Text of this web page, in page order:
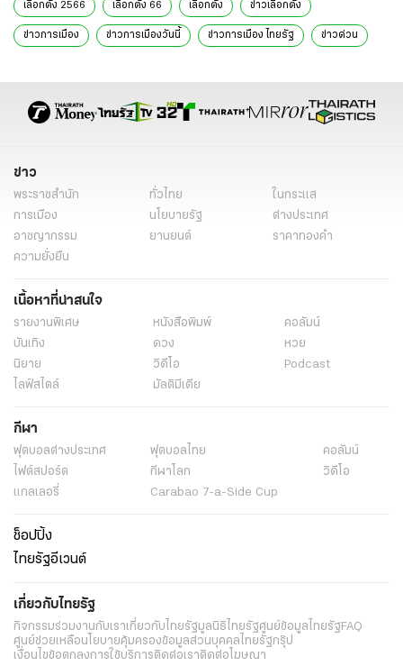
เลือกตั้ง 2566 เลือกตั้ง 66 เลือกตั้ง ข่าวเลือกตั้ง
ข่าวการเมือง ข่าวการเมืองวันนี้ ข่าวการเมือง ไทยรัฐ ข่าวด่วน
วินิจฉัยชี้ขาด ข่าวทั่วไป
ข่าว
พระราชสำนัก ทั่วไทย
ในกระแส
การเมือง
นโยบายรัฐ
ต่างประเทศ
อาชญากรรม
ยานยนต์
ราคาทองคำ
ความยั่งยืน
เนื้อหาที่น่าสนใจ
รายงานพิเศษ หนังสือพิมพ์
คอลัมน์
บันเทิง
ดวง
หวย
นิยาย
วิดีโอ
Podcast
ไลฟ์สไตล์
มัลติมีเดีย
กีฬา
ฟุตบอลต่่างประเทศ ฟุตบอลไทย
คอลัมน์
ไฟต์สปอร์ต
กีฬาโลก
วิดีโอ
แกลเลอรี่
Carabao 7-a-Side Cup
ช็อปปิ้ง
ไทยรัฐอีเวนต์
เกี่ยวกับไทยรัฐ
กิจกรรมร่วมงานกับเราเกี่ยวกับไทยรัฐมูลนิธิไทยรัฐศูนย์ข้อมูลไทยรัฐFAQ
ศูนย์ช่วยเหลือนโยบายคุ้มครองข้อมูลส่วนบุคคลไทยรัฐกรุ๊ป
เงื่อนไขข้อตกลงการใช้บริการติดต่อเราติดต่อโฆษณา